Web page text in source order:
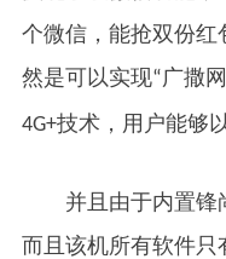
个微信，能抢双份红
然是可以实现“ 广撒
4G+技术，用户能够
并且由于内置锋
而且该机所有软件只